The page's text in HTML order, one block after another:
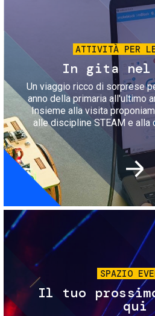
ATTIVITÀ PER
In gita nel
Un viaggio ricco di sorprese
anno della primaria all'ultimo
Insieme alla visita
alle discipline STEAM e alla
SPAZIO
Il tuo
qui